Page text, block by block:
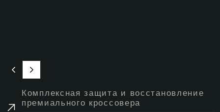
Комплексная защита и восстановление
премиального кроссовера